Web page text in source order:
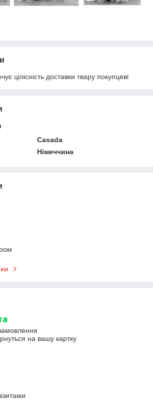
цілісність доставки твару покупцеві
Casada
Німеччина
на вашу картку